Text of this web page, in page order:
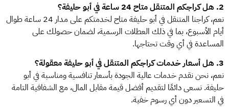
2. هل كراجكم المتنقل متاح 24 ساعة في أبو حليفة؟
نعم، كراجنا المتنقل في أبو حليفة متاح لخدمتكم على مدار 24 ساعة طوال
أيام الأسبوع، بما في ذلك العطلات الرسمية، لضمان حصولك على
المساعدة في أي وقت تحتاجها.
3. هل أسعار خدمات كراجكم المتنقل في أبو حليفة معقولة؟
نعم، نحن نقدم خدمات عالية الجودة بأسعار تنافسية ومناسبة في أبو
حليفة. نسعى دائمًا لتقديم أفضل قيمة مقابل المال، مع الشفافية التامة
في التسعير دون أي رسوم خفية.